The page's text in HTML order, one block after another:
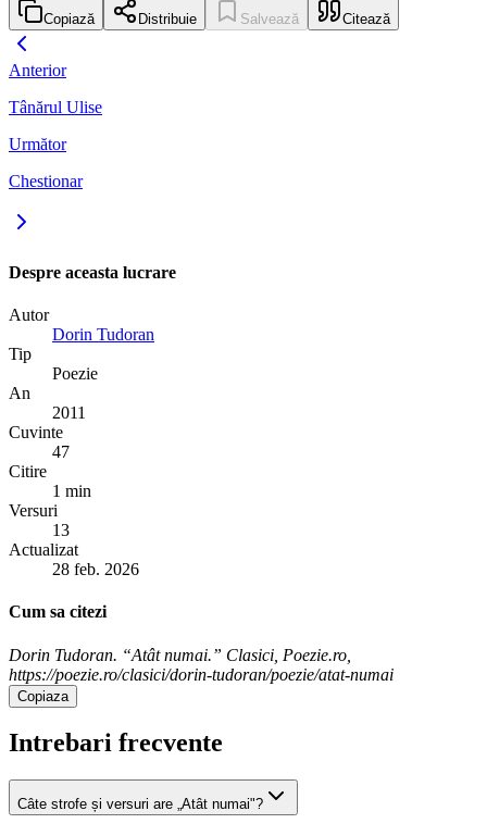
Copiază Distribuie Salvează Citează
Anterior
Tânărul Ulise
Următor
Chestionar
Despre aceasta lucrare
Autor
Dorin Tudoran
Tip
Poezie
An
2011
Cuvinte
47
Citire
1 min
Versuri
13
Actualizat
28 feb. 2026
Cum sa citezi
Dorin Tudoran. “Atât numai.” Clasici, Poezie.ro,
https://poezie.ro/clasici/dorin-tudoran/poezie/atat-numai
Copiaza
Intrebari frecvente
Câte strofe și versuri are „Atât numai"?